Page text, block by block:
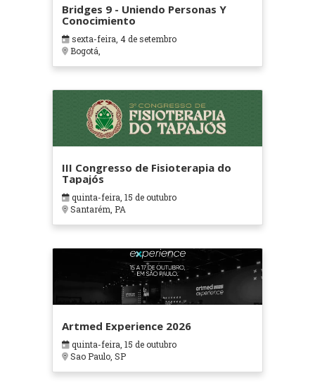
Bridges 9 - Uniendo Personas Y
Conocimiento
sexta-feira, 4 de setembro
Bogotá,
III Congresso de Fisioterapia do
Tapajós
quinta-feira, 15 de outubro
Santarém, PA
Artmed Experience 2026
quinta-feira, 15 de outubro
Sao Paulo, SP